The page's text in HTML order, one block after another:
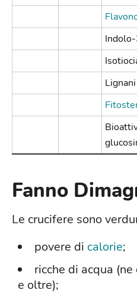
Lignani
Fanno
Le crucifere sono
povere di calorie;
ricche di acqua
e oltre);